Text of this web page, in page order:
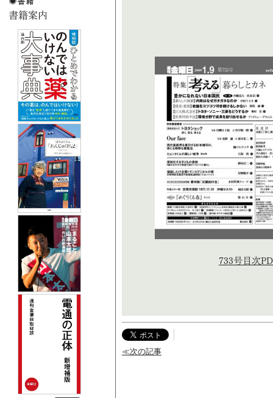
733号目次
≪次の記事